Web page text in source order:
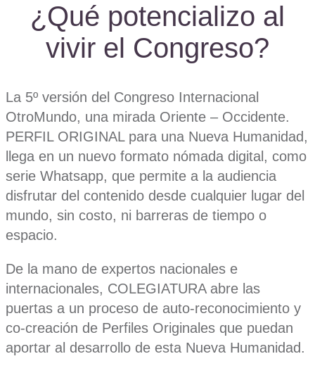
¿Qué potencializo al
vivir el Congreso?
La 5º versión del Congreso Internacional
OtroMundo, una mirada Oriente – Occidente.
PERFIL ORIGINAL para una Nueva Humanidad,
llega en un nuevo formato nómada digital, como
serie Whatsapp, que permite a la audiencia
disfrutar del contenido desde cualquier lugar del
mundo, sin costo, ni barreras de tiempo o
espacio.
De la mano de expertos nacionales e
internacionales, COLEGIATURA abre las
puertas a un proceso de auto-reconocimiento y
co-creación de Perfiles Originales que puedan
aportar al desarrollo de esta Nueva Humanidad.